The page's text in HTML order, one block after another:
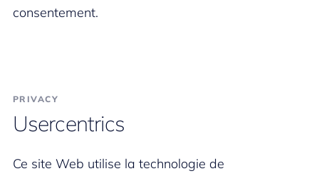
consentement.
PRIVACY
Usercentrics
Ce site Web utilise la technologie de